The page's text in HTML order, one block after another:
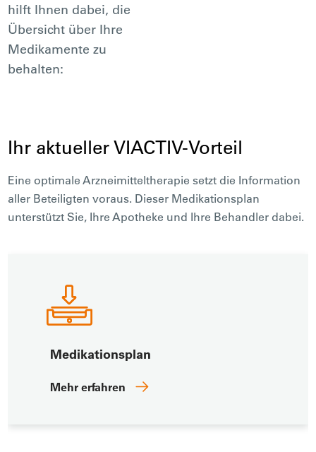
hilft Ihnen dabei, die
Übersicht über Ihre
Medikamente zu
behalten:
Ihr aktueller VIACTIV-Vorteil
Eine optimale Arzneimitteltherapie setzt die Information
aller Beteiligten voraus. Dieser Medikationsplan
unterstützt Sie, Ihre Apotheke und Ihre Behandler dabei.
Medikationsplan
Mehr erfahren